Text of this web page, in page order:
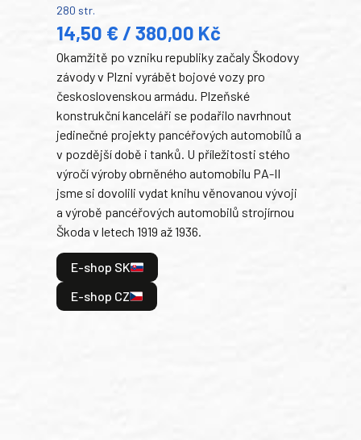
280 str.
14,50 € / 380,00 Kč
Okamžitě po vzniku republiky začaly Škodovy
závody v Plzni vyrábět bojové vozy pro
československou armádu. Plzeňské
konstrukční kanceláři se podařilo navrhnout
jedinečné projekty pancéřových automobilů a
v pozdější době i tanků. U příležitosti stého
výročí výroby obrněného automobilu PA-II
jsme si dovolili vydat knihu věnovanou vývoji
a výrobě pancéřových automobilů strojírnou
Škoda v letech 1919 až 1936.
E-shop SK
E-shop CZ